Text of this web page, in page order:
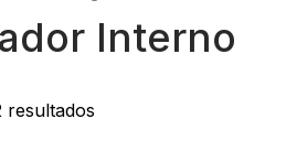
Interno
resultados